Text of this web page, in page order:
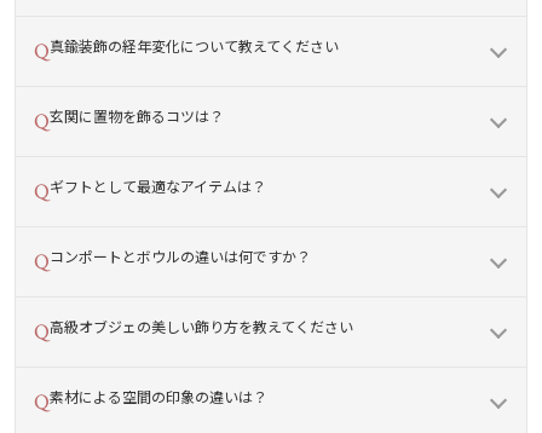
真鍮装飾の経年変化について教えてください
玄関に置物を飾るコツは？
ギフトとして最適なアイテムは？
コンポートとボウルの違いは何ですか？
高級オブジェの美しい飾り方を教えてください
素材による空間の印象の違いは？